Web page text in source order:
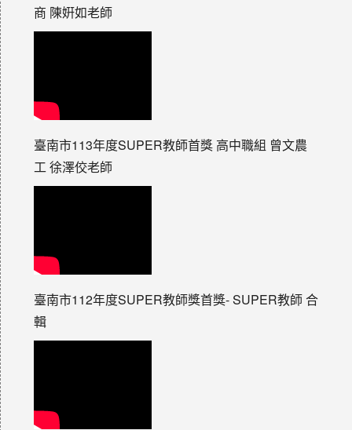
商 陳姸如老師
臺南市113年度SUPER教師首獎 高中職組 曾文農
工 徐澤佼老師
臺南市112年度SUPER教師獎首獎- SUPER教師 合
輯